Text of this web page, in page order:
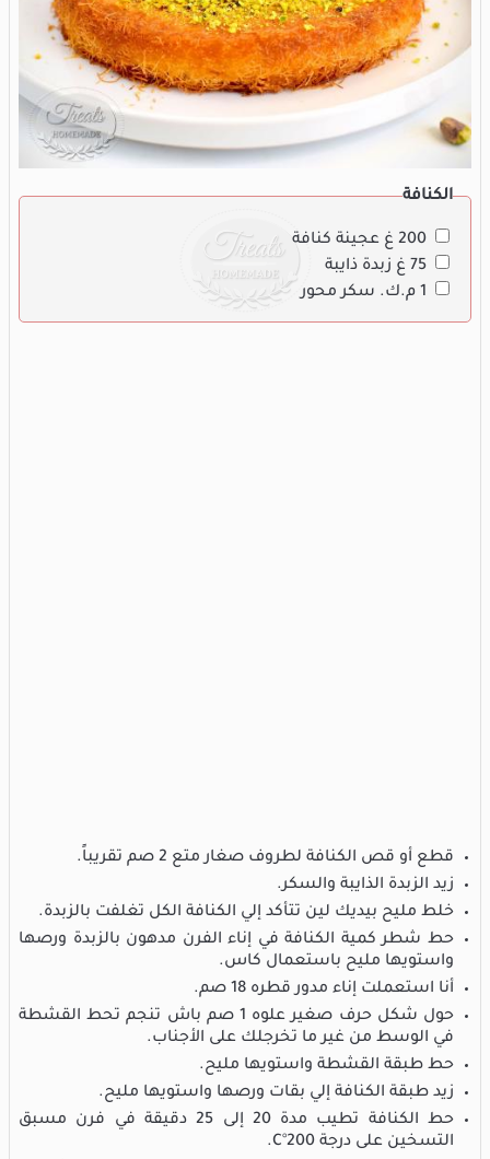
الكنافة
200 غ عجينة كنافة
75 غ زبدة ذايبة
1 م.ك. سكر محور
قطع أو قص الكنافة لطروف صغار متع 2 صم تقريباً.
زيد الزبدة الذايبة والسكر.
خلط مليح بيديك لين تتأكد إلي الكنافة الكل تغلفت بالزبدة.
حط شطر كمية الكنافة في إناء الفرن مدهون بالزبدة ورصها
واستويها مليح باستعمال كاس.
أنا استعملت إناء مدور قطره 18 صم.
حول شكل حرف صغير علوه 1 صم باش تنجم تحط القشطة
في الوسط من غير ما تخرجلك على الأجناب.
حط طبقة القشطة واستويها مليح.
زيد طبقة الكنافة إلي بقات ورصها واستويها مليح.
حط الكنافة تطيب مدة 20 إلى 25 دقيقة في فرن مسبق
التسخين على درجة 200°C.